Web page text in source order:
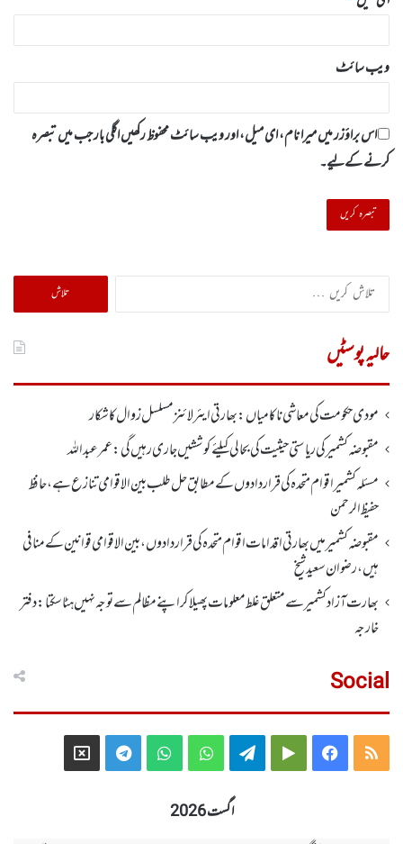
ویب‌ سائٹ
اس براؤزر میں میرا نام، ای میل، اور ویب سائٹ محفوظ رکھیں اگلی بار جب میں تبصرہ
کرنے کےلیے۔
تلاش
کریں
حالیہ پوسٹیں
مودی حکومت کی معاشی ناکامیاں: بھارتی ایئرلائنز مسلسل زوال کا شکار
مقبوضہ کشمیر کی ریاستی حیثیت کی بحالی کیلئے کوششیں جاری رہیں گی: عمر عبداللہ
مسئلہ کشمیر اقوام متحدہ کی قراردادوں کے مطابق حل طلب بین الاقوامی تنازع ہے، حافظ
حفیظ الرحمن
مقبوضہ کشمیر میں بھارتی اقدامات اقوام متحدہ کی قراردادوں، بین الاقوامی قوانین کے منافی
ہیں،رضوان سعید شیخ
بھارت آزاد کشمیر سے متعلق غلط معلومات پھیلا کر اپنے مظالم سے توجہ نہیں ہٹا سکتا: دفتر
خارجہ
Social
RSS
Facebook
Google
Telegram
WhatsApp
WhatsApp
Telegram
X
اگست 2026